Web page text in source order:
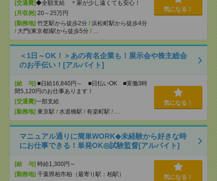
[交通費]◆全額支給 ＊家が少し遠くても安心！
[月収例] 20～25万円
[勤務地] 竹芝駅から徒歩2分 / 浜松町駅から徒歩4分
/ 大門(東京都)駅から徒歩5分 / …
気になる！
＜1日～OK！＞あの有名企業も！展示会や株主総会
のお手伝い！[アルバイト]
[給 与] ■日給16,840円～ ■日払いOK ■実働3時
間5,120円のお仕事あります！
[交通費]一部支給
[勤務地] 東京駅 / 水道橋駅 / 有楽町駅 / …
気になる！
マニュアル通りに簡単WORK◆未経験から好きな時
にお仕事できる！単発OK◎試験監督[アルバイト]
[給 与] 時給1,300円～
[勤務地] 千葉県柏市柏（最寄り駅：柏駅） 気になる！